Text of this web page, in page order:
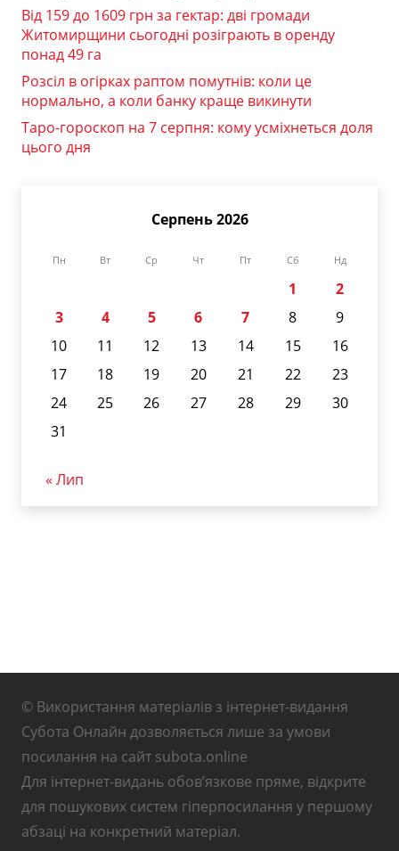
Від 159 до 1609 грн за гектар: дві громади
Житомирщини сьогодні розіграють в оренду
понад 49 га
Розсіл в огірках раптом помутнів: коли це
нормально, а коли банку краще викинути
Таро-гороскоп на 7 серпня: кому усміхнеться доля
цього дня
Серпень 2026
Пн Вт Ср Чт Пт Сб Нд
1
2
3
4 5 6 7 8
9
10
11 12 13 14 15
16
17
18 19 20 21 22
23
24
25 26 27 28 29
30
31
« Лип
© Використання матеріалів з інтернет-видання
Субота Онлайн дозволяється лише за умови
посилання на сайт subota.online
Для інтернет-видань обов’язкове пряме, відкрите
для пошукових систем гіперпосилання у першому
абзаці на конкретний матеріал.